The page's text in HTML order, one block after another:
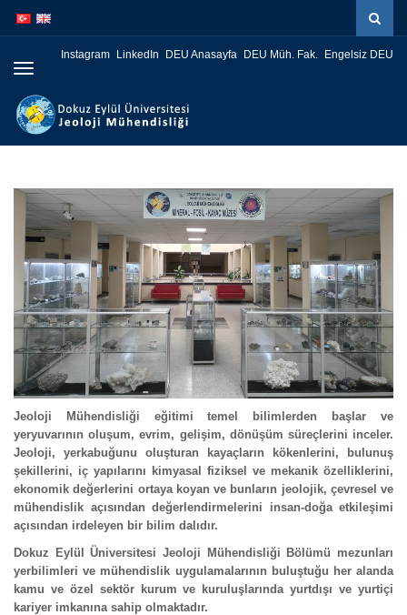
atla
atla
Instagram LinkedIn DEU Anasayfa DEU Müh. Fak.
Engelsiz DEU
Menüye
Jeoloji Mühendisliği eğitimi temel bilimlerden başlar ve
yeryuvarının oluşum, evrim, gelişim, dönüşüm süreçlerini inceler.
Jeoloji, yerkabuğunu oluşturan kayaçların kökenlerini, bulunuş
şekillerini, iç yapılarını kimyasal fiziksel ve mekanik özelliklerini,
ekonomik değerlerini ortaya koyan ve bunların jeolojik, çevresel ve
mühendislik açısından değerlendirmelerini insan-doğa etkileşimi
açısından irdeleyen bir bilim dalıdır.
Dokuz Eylül Üniversitesi Jeoloji Mühendisliği Bölümü mezunları
yerbilimleri ve mühendislik uygulamalarının buluştuğu her alanda
kamu ve özel sektör kurum ve kuruluşlarında yurtdışı ve yurtiçi
kariyer imkanına sahip olmaktadır.